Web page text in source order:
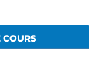
COURS